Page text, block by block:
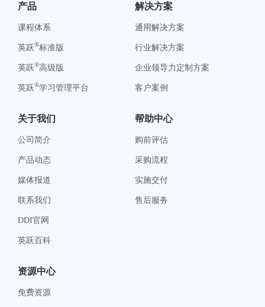
产品
课程体系
英跃®标准版
英跃®高级版
英跃®学习管理平台
解决方案
通用解决方案
行业解决方案
企业领导力定制方案
客户案例
关于我们
公司简介
产品动态
媒体报道
联系我们
DDI官网
英跃百科
帮助中心
购前评估
采购流程
实施交付
售后服务
资源中心
免费资源